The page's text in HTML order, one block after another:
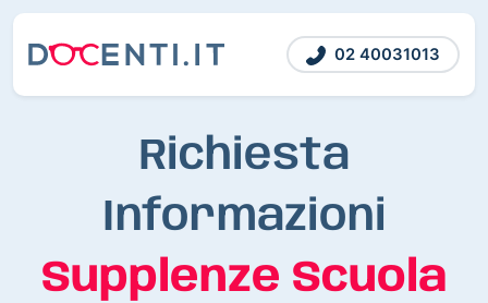
02 40031013
Richiesta
Informazioni
Supplenze Scuola